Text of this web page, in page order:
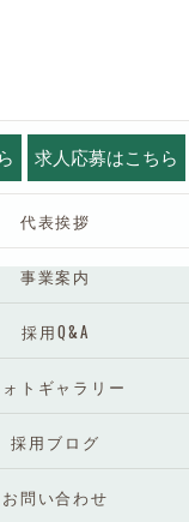
求人応募はこちら
代表挨拶
事業案内
採用Q&A
トギャラリー
採用ブログ
お問い合わせ